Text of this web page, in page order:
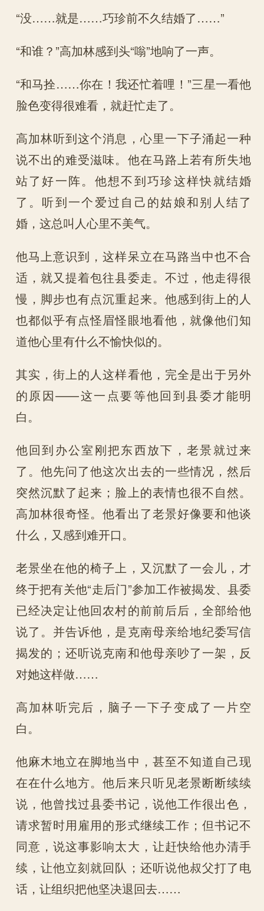
“没……就是……巧珍前不久结婚了……”
“和谁？”高加林感到头“嗡”地响了一声。
“和马拴……你在！我还忙着哩！”三星一看他
脸色变得很难看，就赶忙走了。
高加林听到这个消息，心里一下子涌起一种
说不出的难受滋味。他在马路上若有所失地
站了好一阵。他想不到巧珍这样快就结婚
了。听到一个爱过自己的姑娘和别人结了
婚，这总叫人心里不美气。
他马上意识到，这样呆立在马路当中也不合
适，就又提着包往县委走。不过，他走得很
慢，脚步也有点沉重起来。他感到街上的人
也都似乎有点怪眉怪眼地看他，就像他们知
道他心里有什么不愉快似的。
其实，街上的人这样看他，完全是出于另外
的原因——这一点要等他回到县委才能明
白。
他回到办公室刚把东西放下，老景就过来
了。他先问了他这次出去的一些情况，然后
突然沉默了起来；脸上的表情也很不自然。
高加林很奇怪。他看出了老景好像要和他谈
什么，又感到难开口。
老景坐在他的椅子上，又沉默了一会儿，才
终于把有关他“走后门”参加工作被揭发、县委
已经决定让他回农村的前前后后，全部给他
说了。并告诉他，是克南母亲给地纪委写信
揭发的；还听说克南和他母亲吵了一架，反
对她这样做……
高加林听完后，脑子一下子变成了一片空
白。
他麻木地立在脚地当中，甚至不知道自己现
在在什么地方。他后来只听见老景断断续续
说，他曾找过县委书记，说他工作很出色，
请求暂时用雇用的形式继续工作；但书记不
同意，说这事影响太大，让赶快给他办清手
续，让他立刻就回队；还听说他叔父打了电
话，让组织把他坚决退回去……